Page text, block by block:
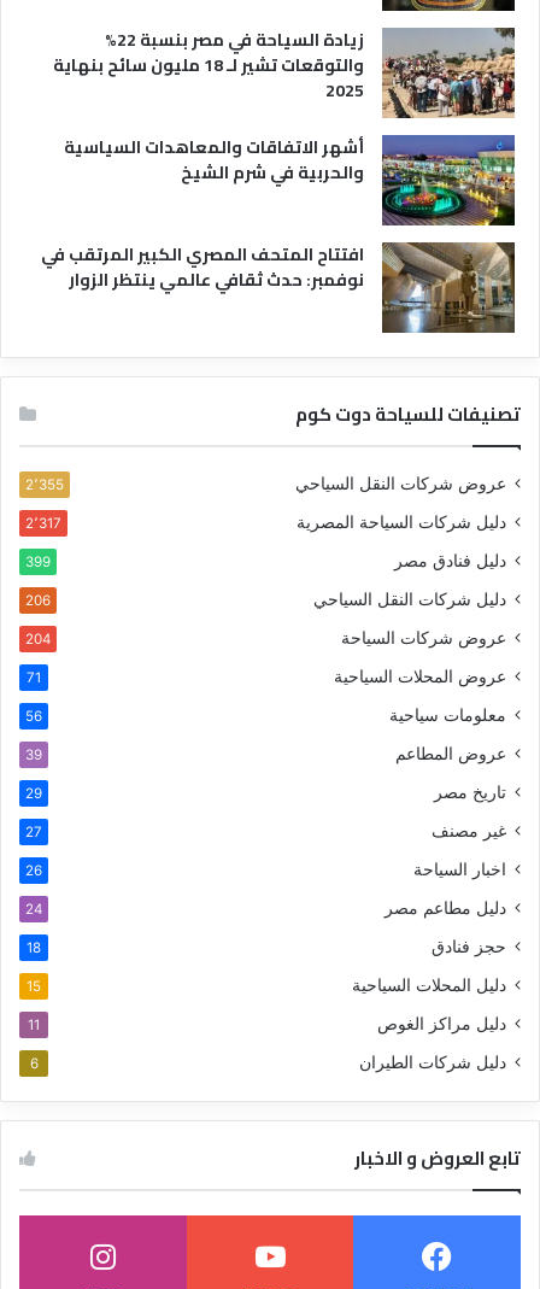
زيادة السياحة في مصر بنسبة 22%
والتوقعات تشير لـ 18 مليون سائح بنهاية
2025
أشهر الاتفاقات والمعاهدات السياسية
والحربية في شرم الشيخ
افتتاح المتحف المصري الكبير المرتقب في
نوفمبر: حدث ثقافي عالمي ينتظر الزوار
تصنيفات للسياحة دوت كوم
عروض شركات النقل السياحي 2٬355
دليل شركات السياحة المصرية 2٬317
دليل فنادق مصر 399
دليل شركات النقل السياحي 206
عروض شركات السياحة 204
عروض المحلات السياحية 71
معلومات سياحية 56
عروض المطاعم 39
تاريخ مصر 29
غير مصنف 27
اخبار السياحة 26
دليل مطاعم مصر 24
حجز فنادق 18
دليل المحلات السياحية 15
دليل مراكز الغوص 11
دليل شركات الطيران 6
تابع العروض و الاخبار